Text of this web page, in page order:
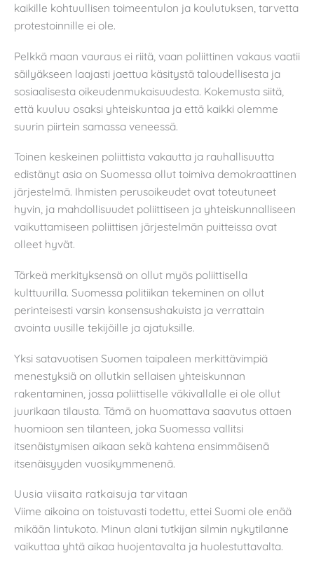
kaikille kohtuullisen toimeentulon ja koulutuksen, tarvetta
protestoinnille ei ole.
Pelkkä maan vauraus ei riitä, vaan poliittinen vakaus vaatii
säilyäkseen laajasti jaettua käsitystä taloudellisesta ja
sosiaalisesta oikeudenmukaisuudesta. Kokemusta siitä,
että kuuluu osaksi yhteiskuntaa ja että kaikki olemme
suurin piirtein samassa veneessä.
Toinen keskeinen poliittista vakautta ja rauhallisuutta
edistänyt asia on Suomessa ollut toimiva demokraattinen
järjestelmä. Ihmisten perusoikeudet ovat toteutuneet
hyvin, ja mahdollisuudet poliittiseen ja yhteiskunnalliseen
vaikuttamiseen poliittisen järjestelmän puitteissa ovat
olleet hyvät.
Tärkeä merkityksensä on ollut myös poliittisella
kulttuurilla. Suomessa politiikan tekeminen on ollut
perinteisesti varsin konsensushakuista ja verrattain
avointa uusille tekijöille ja ajatuksille.
Yksi satavuotisen Suomen taipaleen merkittävimpiä
menestyksiä on ollutkin sellaisen yhteiskunnan
rakentaminen, jossa poliittiselle väkivallalle ei ole ollut
juurikaan tilausta. Tämä on huomattava saavutus ottaen
huomioon sen tilanteen, joka Suomessa vallitsi
itsenäistymisen aikaan sekä kahtena ensimmäisenä
itsenäisyyden vuosikymmenenä.
Uusia viisaita ratkaisuja tarvitaan
Viime aikoina on toistuvasti todettu, ettei Suomi ole enää
mikään lintukoto. Minun alani tutkijan silmin nykytilanne
vaikuttaa yhtä aikaa huojentavalta ja huolestuttavalta.